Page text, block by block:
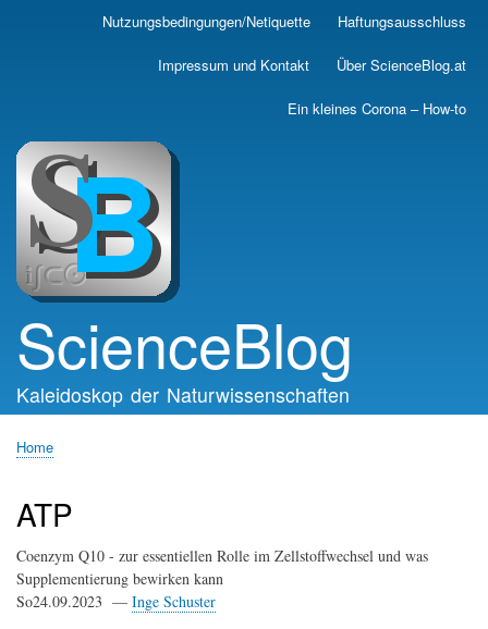
Skip
main
Nutzungsbedingungen/Netiquette Haftungsausschluss
Impressum und Kontakt Über ScienceBlog.at
Ein kleines Corona – How-to
ScienceBlog
Kaleidoskop der Naturwissenschaften
Home
ATP
Coenzym Q10 - zur essentiellen Rolle im Zellstoffwechsel und was
Supplementierung bewirken kann
So24.09.2023 — Inge Schuster